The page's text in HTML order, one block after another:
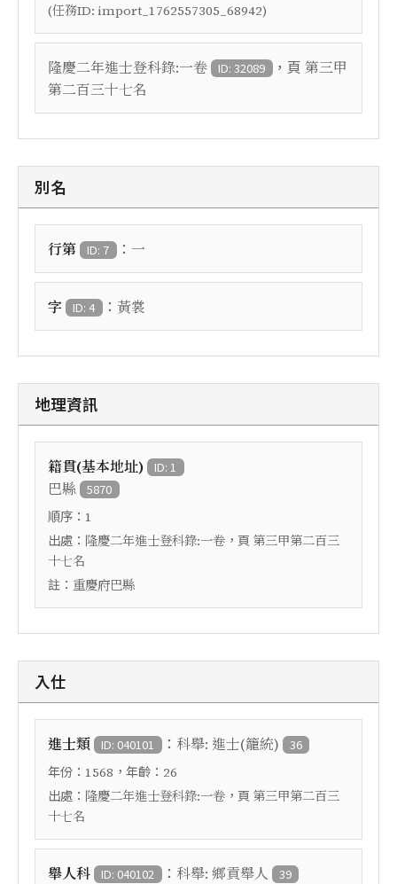
(任務ID: import_1762557305_68942)
隆慶二年進士登科錄:一卷 ID: 32089 ，頁 第三甲
第二百三十七名
別名
行第 ID: 7 ： 一
字 ID: 4 ： 黃裳
地理資訊
籍貫(基本地址) ID: 1
巴縣 5870
順序： 1
出處： 隆慶二年進士登科錄:一卷 ，頁 第三甲第二百三
十七名
註： 重慶府巴縣
入仕
進士類 ID: 040101 ： 科舉: 進士(籠統) 36
年份： 1568 ，年齡： 26
出處： 隆慶二年進士登科錄:一卷 ，頁 第三甲第二百三
十七名
舉人科 ID: 040102 ： 科舉: 鄉貢舉人 39